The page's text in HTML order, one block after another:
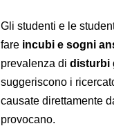
Gli studenti e le
fare incubi e sogni
prevalenza di disturbi
suggeriscono i
causate direttamente
provocano.